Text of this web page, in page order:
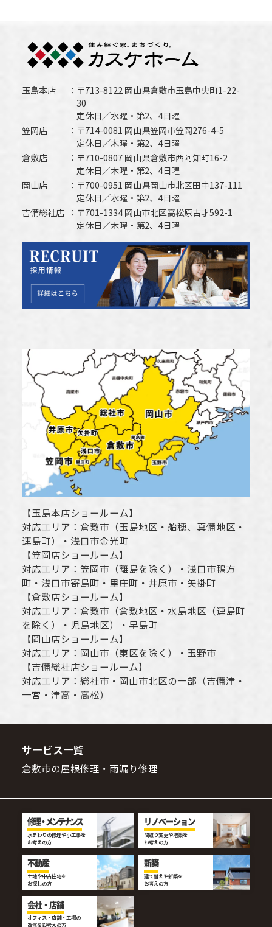
玉島本店
〒713-8122 岡山県倉敷市玉島中央町1-22-
30
定休日／水曜・第2、4日曜
笠岡店
〒714-0081 岡山県笠岡市笠岡276-4-5
定休日／木曜・第2、4日曜
倉敷店
〒710-0807 岡山県倉敷市西阿知町16-2
定休日／木曜・第2、4日曜
岡山店
〒700-0951 岡山県岡山市北区田中137-111
定休日／水曜・第2、4日曜
吉備総社店
〒701-1334 岡山市北区高松原古才592-1
定休日／木曜・第2、4日曜
【玉島本店ショールーム】
対応エリア： 倉敷市 （玉島地区・船穂、真備地区・
連島町）・ 浅口市金光町
【笠岡店ショールーム】
対応エリア： 笠岡市（離島を除く） ・ 浅口市鴨方
町・ 浅口市寄島町・里庄町・ 井原市 ・矢掛町
【倉敷店ショールーム】
対応エリア： 倉敷市 （倉敷地区・水島地区（連島町
を除く）・児島地区）・早島町
【岡山店ショールーム】
対応エリア： 岡山市 （東区を除く）・玉野市
【吉備総社店ショールーム】
対応エリア： 総社市 ・ 岡山市北区の一部（吉備津・
一宮・津高・高松）
サービス一覧
倉敷市の屋根修理・雨漏り修理
修理・メンテナンス
水まわりの修理や小工事を
お考えの方
リノベーション
間取り変更や増築を
お考えの方
不動産
土地や中古住宅を
お探しの方
新築
建て替えや新築を
お考えの方
会社・店舗
オフィス・店舗・工場の
改修をお考えの方